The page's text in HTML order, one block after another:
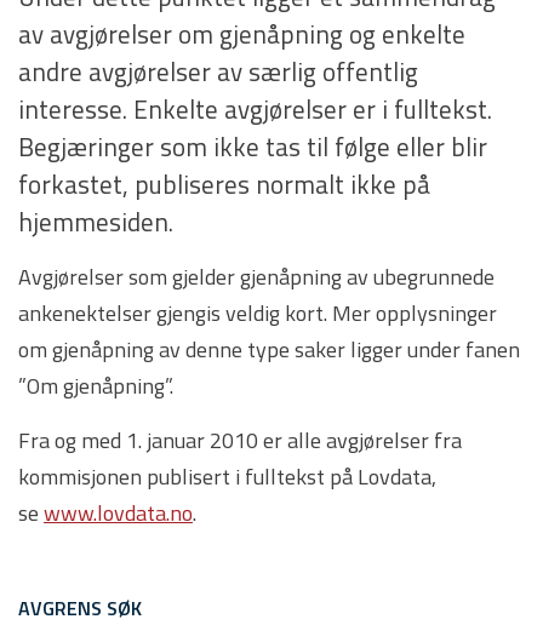
av avgjørelser om gjenåpning og enkelte
andre avgjørelser av særlig offentlig
interesse. Enkelte avgjørelser er i fulltekst.
Begjæringer som ikke tas til følge eller blir
forkastet, publiseres normalt ikke på
hjemmesiden.
Avgjørelser som gjelder gjenåpning av ubegrunnede
ankenektelser gjengis veldig kort. Mer opplysninger
om gjenåpning av denne type saker ligger under fanen
”Om gjenåpning”.
Fra og med 1. januar 2010 er alle avgjørelser fra
kommisjonen publisert i fulltekst på Lovdata,
sewww.lovdata.no.
AVGRENS SØK